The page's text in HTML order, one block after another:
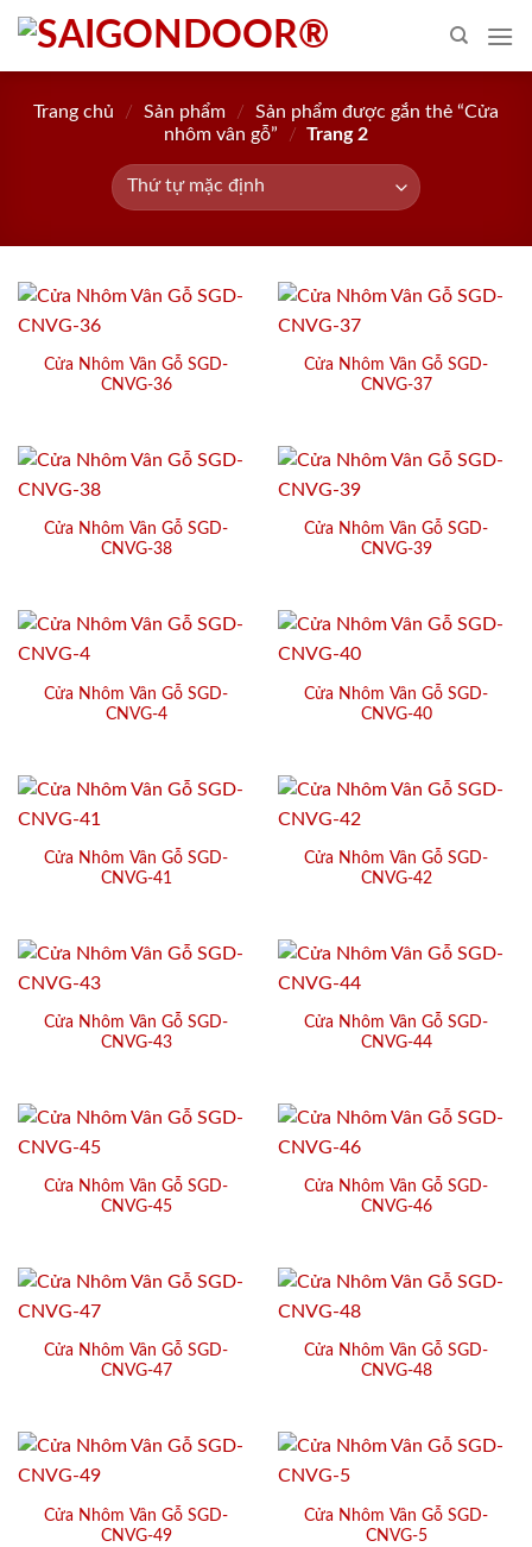
Skip
content
Trang chủ / Sản phẩm /
Sản phẩm được gắn thẻ “Cửa
nhôm vân gỗ”
/ Trang 2
Cửa Nhôm Vân Gỗ SGD-
CNVG-36
Cửa Nhôm Vân Gỗ SGD-
CNVG-37
Cửa Nhôm Vân Gỗ SGD-
CNVG-38
Cửa Nhôm Vân Gỗ SGD-
CNVG-39
Cửa Nhôm Vân Gỗ SGD-
CNVG-4
Cửa Nhôm Vân Gỗ SGD-
CNVG-40
Cửa Nhôm Vân Gỗ SGD-
CNVG-41
Cửa Nhôm Vân Gỗ SGD-
CNVG-42
Cửa Nhôm Vân Gỗ SGD-
CNVG-43
Cửa Nhôm Vân Gỗ SGD-
CNVG-44
Cửa Nhôm Vân Gỗ SGD-
CNVG-45
Cửa Nhôm Vân Gỗ SGD-
CNVG-46
Cửa Nhôm Vân Gỗ SGD-
CNVG-47
Cửa Nhôm Vân Gỗ SGD-
CNVG-48
Cửa Nhôm Vân Gỗ SGD-
CNVG-49
Cửa Nhôm Vân Gỗ SGD-
CNVG-5